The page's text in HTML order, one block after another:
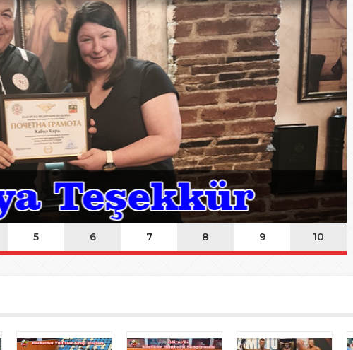
Acı Günü
KADIN MİLLİ TAKIMINA TEŞEKKÜR
Kayıp
Hakk’a yürüdü
Pele Mehmet’i kaybettik
kuran gelsin
5 6 7 8 9 10